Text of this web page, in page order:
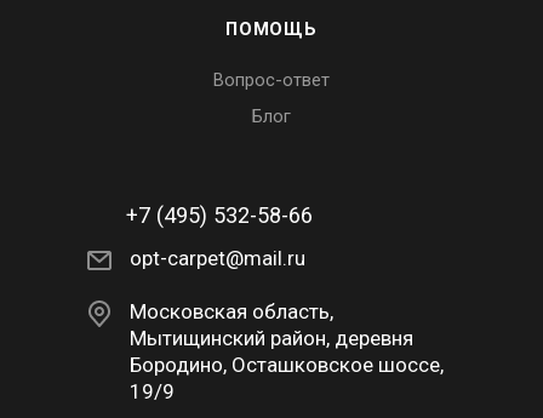
ПОМОЩЬ
Вопрос-ответ
Блог
+7 (495) 532-58-66
opt-carpet@mail.ru
Московская область,
Мытищинский район, деревня
Бородино, Осташковское шоссе,
19/9